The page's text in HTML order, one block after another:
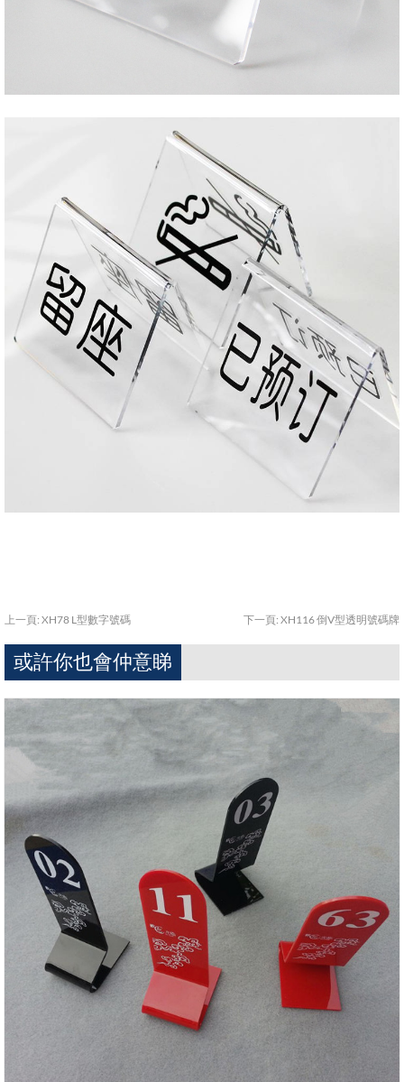
上一頁: XH78 L型數字號碼 下一頁: XH116 倒V型透明號碼牌
或許你也會仲意睇